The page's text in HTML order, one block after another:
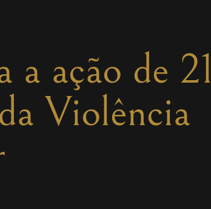
ação de 21
Violência